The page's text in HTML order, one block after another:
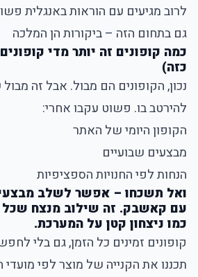
לרוב מגיעים עם הוראות באנגלית
גם בתחום הזה – ביקורות הן המלכה
כמה קופונים זה יותר מדי
כזה)
נכון, הקופונים הם מבול. אבל זה
להירטב בו. פשוט עקבו אחרי:
הקופון היומי של האתר
מבצעים שבועיים
הנחות לפי החנויות הספציפיות
ואל תשכחו – אפשר לשלב
עם קאשבק. זה שילוב מנצח שכל
כמו ניצחון קטן על המערכת.
קופונים זמינים כל הזמן, גם בלי
תכננו את הקנייה של מוצר לפי מועדי